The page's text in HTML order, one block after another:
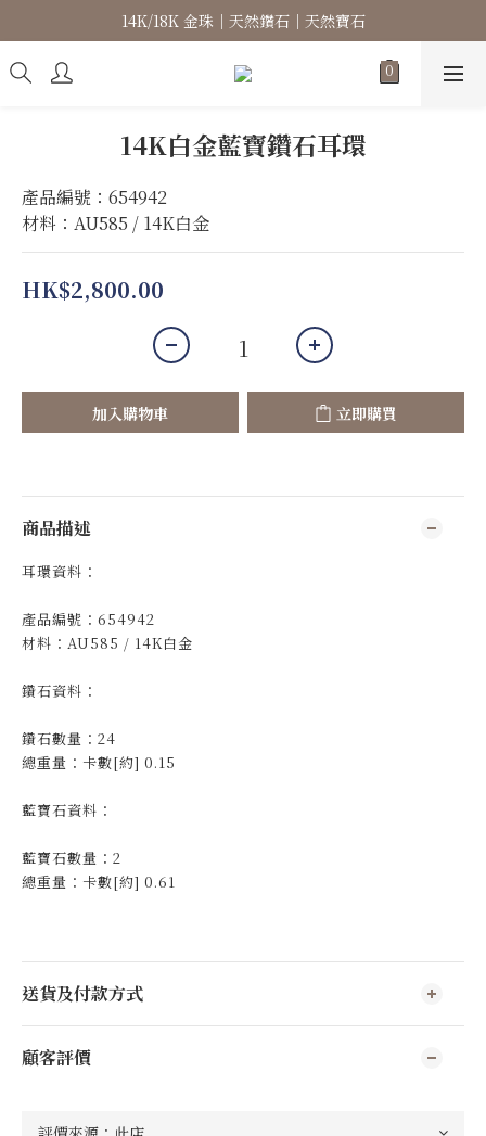
高級珠寶｜專屬訂製｜珠寶維修
14K/18K 金珠｜天然鑽石｜天然寶石
高級珠寶｜專屬訂製｜珠寶維修
14K白金藍寶鑽石耳環
產品編號：654942
材料：AU585 / 14K白金
HK$2,800.00
加入購物車 立即購買
商品描述
耳環資料：
產品編號：654942
材料：AU585 / 14K白金
鑽石資料：
鑽石數量：24
總重量：卡數[約] 0.15
藍寶石資料：
藍寶石數量：2
總重量：卡數[約] 0.61
送貨及付款方式
顧客評價